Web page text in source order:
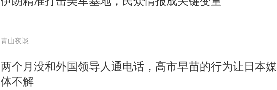
青山夜谈
两个月没和外国领导人通电话，高市早苗的行为让日本媒
体不解